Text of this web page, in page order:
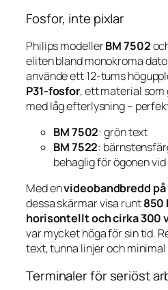
Fosfor, inte pixlar
Philips modellerBM 7502
eliten bland monokroma
använde ett 12-tums
P31-fosfor, ett material
med låg efterlysning –
BM 7502: grön text
BM 7522:
behaglig för ögonen
Med envideobandbredd på
dessa skärmar visa runt850
horisontellt och cirka 300
var mycket höga för sin tid.
text, tunna linjer och
Terminaler för seriöst